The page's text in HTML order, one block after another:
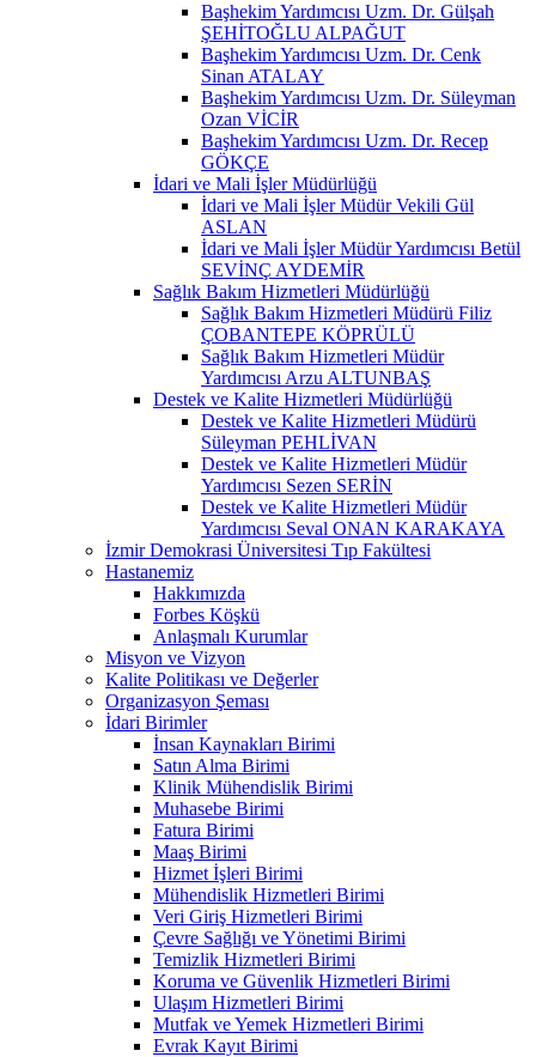
Başhekim Yardımcısı Uzm. Dr. Gülşah
ŞEHİTOĞLU ALPAĞUT
Başhekim Yardımcısı Uzm. Dr. Cenk
Sinan ATALAY
Başhekim Yardımcısı Uzm. Dr. Süleyman
Ozan VİCİR
Başhekim Yardımcısı Uzm. Dr. Recep
GÖKÇE
İdari ve Mali İşler Müdürlüğü
İdari ve Mali İşler Müdür Vekili Gül
ASLAN
İdari ve Mali İşler Müdür Yardımcısı Betül
SEVİNÇ AYDEMİR
Sağlık Bakım Hizmetleri Müdürlüğü
Sağlık Bakım Hizmetleri Müdürü Filiz
ÇOBANTEPE KÖPRÜLÜ
Sağlık Bakım Hizmetleri Müdür
Yardımcısı Arzu ALTUNBAŞ
Destek ve Kalite Hizmetleri Müdürlüğü
Destek ve Kalite Hizmetleri Müdürü
Süleyman PEHLİVAN
Destek ve Kalite Hizmetleri Müdür
Yardımcısı Sezen SERİN
Destek ve Kalite Hizmetleri Müdür
Yardımcısı Seval ONAN KARAKAYA
İzmir Demokrasi Üniversitesi Tıp Fakültesi
Hastanemiz
Hakkımızda
Forbes Köşkü
Anlaşmalı Kurumlar
Misyon ve Vizyon
Kalite Politikası ve Değerler
Organizasyon Şeması
İdari Birimler
İnsan Kaynakları Birimi
Satın Alma Birimi
Klinik Mühendislik Birimi
Muhasebe Birimi
Fatura Birimi
Maaş Birimi
Hizmet İşleri Birimi
Mühendislik Hizmetleri Birimi
Veri Giriş Hizmetleri Birimi
Çevre Sağlığı ve Yönetimi Birimi
Temizlik Hizmetleri Birimi
Koruma ve Güvenlik Hizmetleri Birimi
Ulaşım Hizmetleri Birimi
Mutfak ve Yemek Hizmetleri Birimi
Evrak Kayıt Birimi